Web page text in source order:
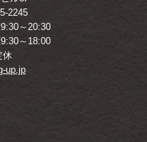
2245
～20:30
18:00
休
up.jp